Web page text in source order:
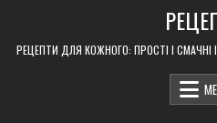
content
РЕЦЕПТИ ДЛЯ КОЖНОГО: ПРОСТІ І СМАЧНІ